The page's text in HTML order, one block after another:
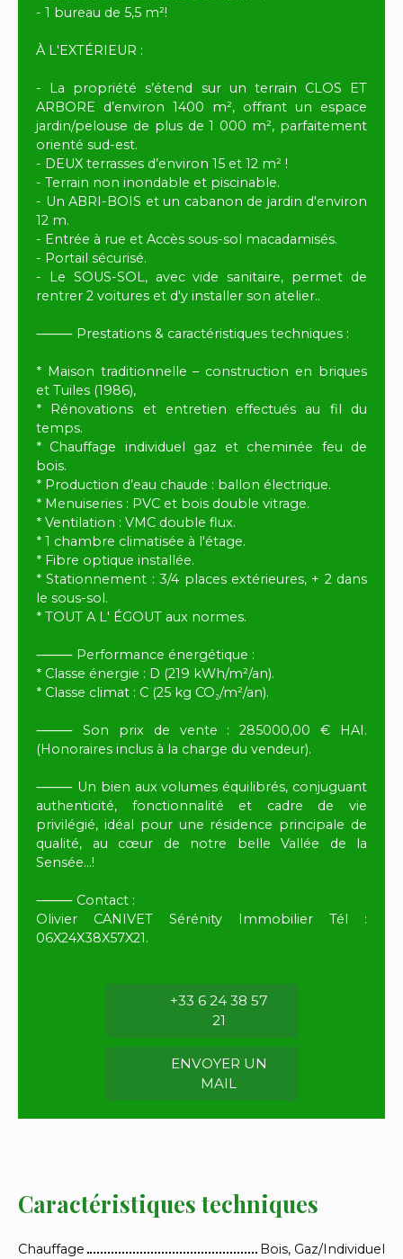
- 1 bureau de 5,5 m²!
À L'EXTÉRIEUR :
- La propriété s’étend sur un terrain CLOS ET
ARBORE d’environ 1400 m², offrant un espace
jardin/pelouse de plus de 1 000 m², parfaitement
orienté sud-est.
- DEUX terrasses d’environ 15 et 12 m² !
- Terrain non inondable et piscinable.
- Un ABRI-BOIS et un cabanon de jardin d'environ
12 m.
- Entrée à rue et Accès sous-sol macadamisés.
- Portail sécurisé.
- Le SOUS-SOL, avec vide sanitaire, permet de
rentrer 2 voitures et d'y installer son atelier..
⸻ Prestations & caractéristiques techniques :
* Maison traditionnelle – construction en briques
et Tuiles (1986),
* Rénovations et entretien effectués au fil du
temps.
* Chauffage individuel gaz et cheminée feu de
bois.
* Production d’eau chaude : ballon électrique.
* Menuiseries : PVC et bois double vitrage.
* Ventilation : VMC double flux.
* 1 chambre climatisée à l'étage.
* Fibre optique installée.
* Stationnement : 3/4 places extérieures, + 2 dans
le sous-sol.
* TOUT A L' ÉGOUT aux normes.
⸻ Performance énergétique :
* Classe énergie : D (219 kWh/m²/an).
* Classe climat : C (25 kg CO₂/m²/an).
⸻ Son prix de vente : 285000,00 € HAI.
(Honoraires inclus à la charge du vendeur).
⸻ Un bien aux volumes équilibrés, conjuguant
authenticité, fonctionnalité et cadre de vie
privilégié, idéal pour une résidence principale de
qualité, au cœur de notre belle Vallée de la
Sensée...!
⸻ Contact :
Olivier CANIVET Sérénity Immobilier Tél :
06X24X38X57X21.
+33 6 24 38 57
21
ENVOYER UN
MAIL
Caractéristiques techniques
Chauffage
Bois, Gaz/Individuel